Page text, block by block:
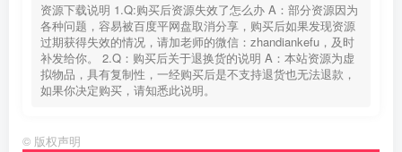
资源下载说明 1.Q:购买后资源失效了怎么办 A：部分资源因为
各种问题，容易被百度平网盘取消分享，购买后如果发现资源
过期获得失效的情况，请加老师的微信：zhandiankefu，及时
补发给你。 2.Q：购买后关于退换货的说明 A：本站资源为虚
拟物品，具有复制性，一经购买后是不支持退货也无法退款，
如果你决定购买，请知悉此说明。
© 版权声明